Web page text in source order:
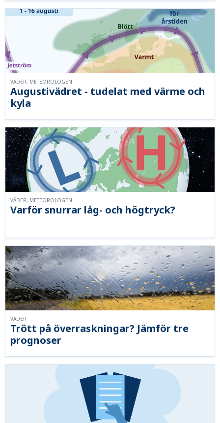
Augustivädret - tudelat med värme och
kyla
VÄDER, METEOROLOGEN
Varför snurrar låg- och högtryck?
VÄDER, METEOROLOGEN
Trött på överraskningar? Jämför tre
prognoser
VÄDER